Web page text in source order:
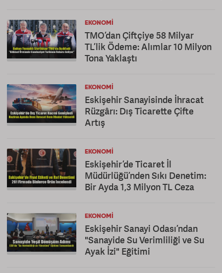
EKONOMI
TMO’dan Çiftçiye 58 Milyar
TL’lik Ödeme: Alımlar 10 Milyon
Tona Yaklaştı
EKONOMI
Eskişehir Sanayisinde İhracat
Rüzgârı: Dış Ticarette Çifte
Artış
EKONOMI
Eskişehir’de Ticaret İl
Müdürlüğü’nden Sıkı Denetim:
Bir Ayda 1,3 Milyon TL Ceza
EKONOMI
Eskişehir Sanayi Odası’ndan
"Sanayide Su Verimliliği ve Su
Ayak İzi" Eğitimi